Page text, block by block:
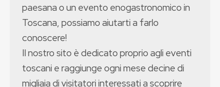
paesana o un evento enogastronomico in
Toscana, possiamo aiutarti a farlo
conoscere!
Il nostro sito è dedicato proprio agli eventi
toscani e raggiunge ogni mese decine di
migliaia di visitatori interessati a scoprire